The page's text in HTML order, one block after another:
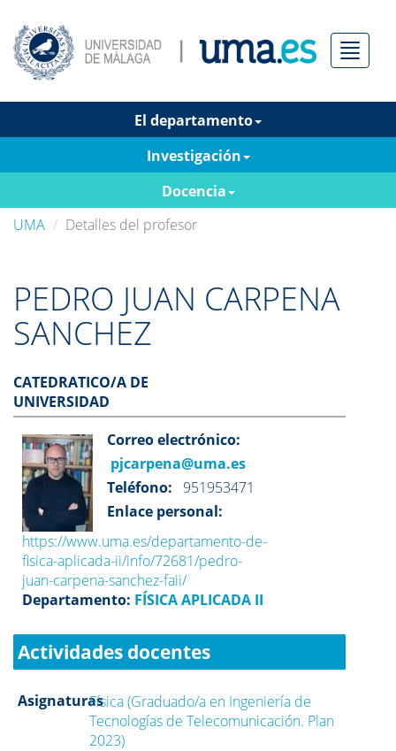
Menú
El departamento
Investigación
Docencia
UMA
Detalles del profesor
PEDRO JUAN CARPENA
SANCHEZ
CATEDRATICO/A DE
UNIVERSIDAD
Correo electrónico:
pjcarpena@uma.es
Teléfono: 951953471
Enlace personal:
https://www.uma.es/departamento-de-
fisica-aplicada-ii/info/72681/pedro-
juan-carpena-sanchez-faii/
Departamento: FÍSICA APLICADA II
Actividades docentes
AsignaturasFísica (Graduado/a en Ingeniería de
Tecnologías de Telecomunicación. Plan
2023)